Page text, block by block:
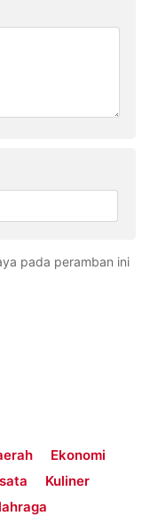
pada peramban ini
Ekonomi
Kuliner